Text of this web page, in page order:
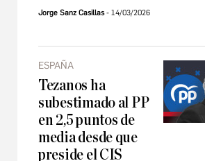
Jorge Sanz Casillas 14/03/2026
ESPAÑA
Tezanos ha
subestimado al PP
en 2,5 puntos de
media desde que
preside el CIS